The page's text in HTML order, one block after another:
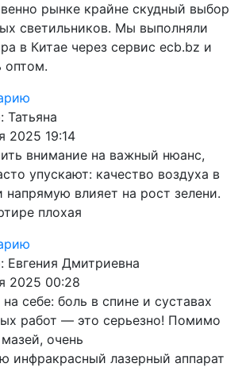
рынке крайне скудный выбор
светильников. Мы выполняли
в Китае через сервис ecb.bz и
оптом.
Татьяна
2025 19:14
внимание на важный нюанс,
упускают: качество воздуха в
влияет на рост зелени.
плохая
Евгения Дмитриевна
2025 00:28
себе: боль в спине и суставах
работ — это серьезно! Помимо
очень
инфракрасный лазерный аппарат